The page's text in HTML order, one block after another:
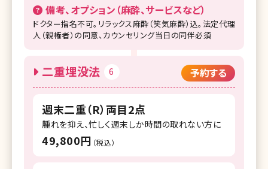
備考、オプション（麻酔、サービスなど）
ドクター指名不可。リラックス麻酔（笑気麻酔）込。法定代理
人（親権者）の同意、カウンセリング当日の同伴必須
二重埋没法 6 予約する
週末二重（R）両目2点
腫れを抑え、忙しく週末しか時間の取れない方に
49,800円 （税込）